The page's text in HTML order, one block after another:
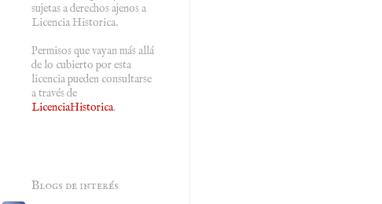
sujetas a derechos ajenos a
Licencia Historica.
Permisos que vayan más allá
de lo cubierto por esta
licencia pueden consultarse
a través de
LicenciaHistorica.
Blogs de interés